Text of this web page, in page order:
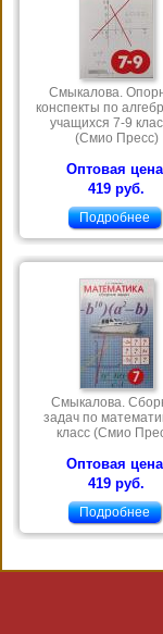
Смыкалова.
конспекты по
учащихся 7-9
(Смио Пресс)
Оптовая
419 руб.
Подробнее
Смыкалова.
задач по
класс (Смио
Оптовая
419 руб.
Подробнее